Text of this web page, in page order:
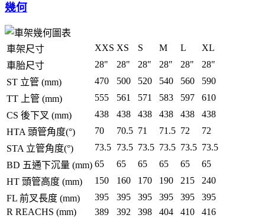
幾何
車架尺寸 XXS XS S M L
XL
車胎尺寸
28" 28" 28" 28" 28"
28"
ST 立管 (mm)
470 500 520 540 560
590
TT 上管 (mm)
555 561 571 583 597
610
CS 後下叉 (mm)
438 438 438 438 438
438
HTA 頭管角度(°)
70 70.5 71 71.5 72
72
STA 立管角度(°)
73.5 73.5 73.5 73.5 73.5 73.5
BD 五通下沉量 (mm) 65 65 65 65 65
65
HT 頭管高度 (mm)
150 160 170 190 215
240
FL 前叉長度 (mm)
395 395 395 395 395
395
R REACHS (mm)
389 392 398 404 410
416